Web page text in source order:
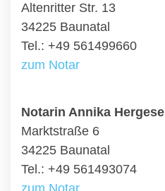
Altenritter Str. 13
34225 Baunatal
Tel.: +49 561499660
zum Notar
Notarin Annika Hergesell
Marktstraße 6
34225 Baunatal
Tel.: +49 561493074
zum Notar